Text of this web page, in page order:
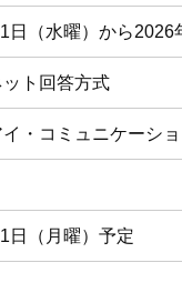
日（水曜）から2026
ト回答方式
・コミュニケーシ
日（月曜）予定